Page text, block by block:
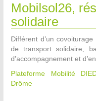
Mobilsol26,
solidaire
Différent d’un
de transport solidaire,
d’accompagnement et
Plateforme Mobilité
Drôme